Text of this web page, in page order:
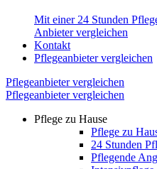
Mit einer 24 Stunden
Anbieter vergleichen
Kontakt
Pflegeanbieter vergleichen
Pflegeanbieter vergleichen
Pflegeanbieter vergleichen
Pflege zu Hause
Pflege zu
24 Stunden
Pflegende